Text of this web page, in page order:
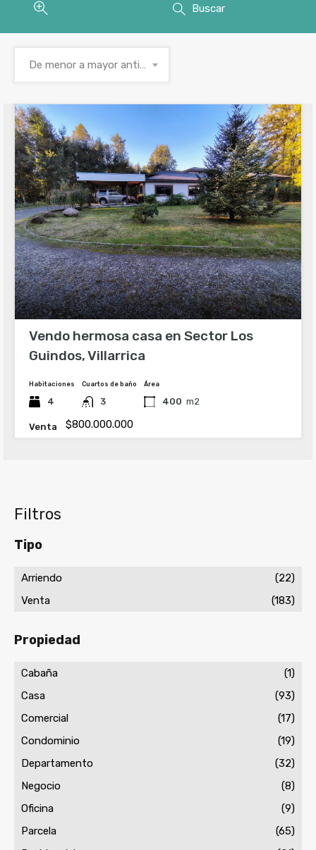
Buscar
De menor a mayor antigüedad
Vendo hermosa casa en Sector Los
Guindos, Villarrica
Habitaciones
4
Cuartos de baño
3
Área
400 m2
Venta $800.000.000
Filtros
Tipo
Arriendo
(22)
Venta
(183)
Propiedad
Cabaña
(1)
Casa
(93)
Comercial
(17)
Condominio
(19)
Departamento
(32)
Negocio
(8)
Oficina
(9)
Parcela
(65)